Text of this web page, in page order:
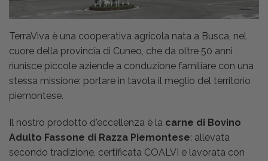
TerraViva è una cooperativa agricola nata a Busca, nel
cuore della provincia di Cuneo, che da oltre 50 anni
riunisce piccole aziende a conduzione familiare con una
stessa missione: portare in tavola il meglio del territorio
piemontese.
Il nostro prodotto d'eccellenza è la carne di Bovino
Adulto Fassone di Razza Piemontese: allevata
secondo tradizione, certificata COALVI e lavorata con